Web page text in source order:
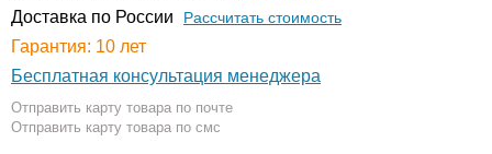
Доставка по России Рассчитать стоимость
Гарантия: 10 лет
Бесплатная консультация менеджера
Отправить карту товара по почте
Отправить карту товара по смс